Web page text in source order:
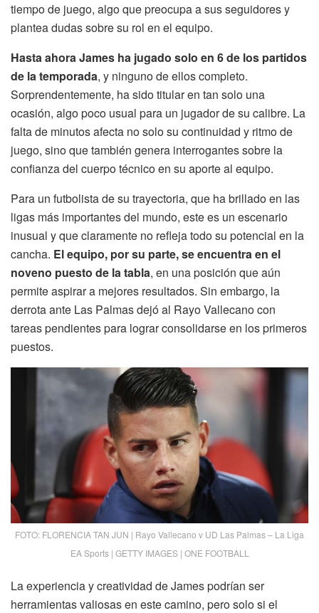
tiempo de juego, algo que preocupa a sus seguidores y
plantea dudas sobre su rol en el equipo.
Hasta ahora James ha jugado solo en 6 de los partidos
de la temporada, y ninguno de ellos completo.
Sorprendentemente, ha sido titular en tan solo una
ocasión, algo poco usual para un jugador de su calibre. La
falta de minutos afecta no solo su continuidad y ritmo de
juego, sino que también genera interrogantes sobre la
confianza del cuerpo técnico en su aporte al equipo.
Para un futbolista de su trayectoria, que ha brillado en las
ligas más importantes del mundo, este es un escenario
inusual y que claramente no refleja todo su potencial en la
cancha. El equipo, por su parte, se encuentra en el
noveno puesto de la tabla, en una posición que aún
permite aspirar a mejores resultados. Sin embargo, la
derrota ante Las Palmas dejó al Rayo Vallecano con
tareas pendientes para lograr consolidarse en los primeros
puestos.
FOTO: FLORENCIA TAN JUN | Rayo Vallecano v UD Las Palmas – La Liga
EA Sports | GETTY IMAGES | ONE FOOTBALL
La experiencia y creatividad de James podrían ser
herramientas valiosas en este camino, pero solo si el